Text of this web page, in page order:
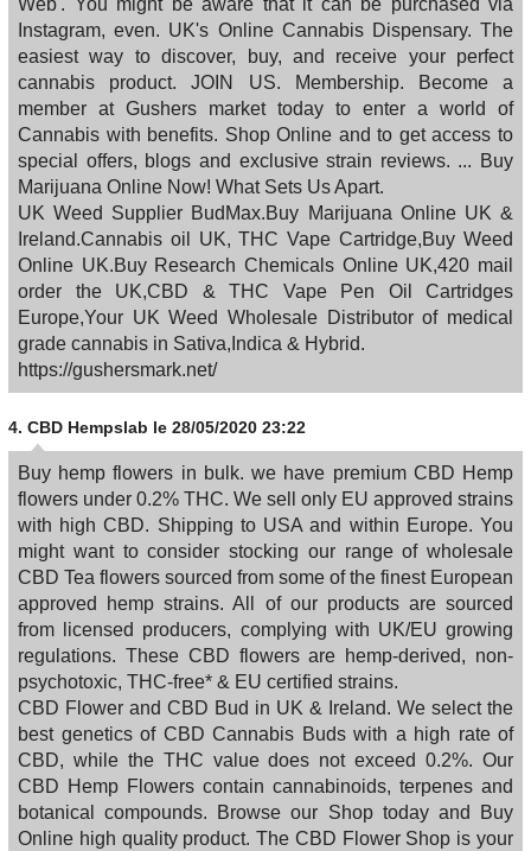
Web'. You might be aware that it can be purchased via
Instagram, even. UK's Online Cannabis Dispensary. The
easiest way to discover, buy, and receive your perfect
cannabis product. JOIN US. Membership. Become a
member at Gushers market today to enter a world of
Cannabis with benefits. Shop Online and to get access to
special offers, blogs and exclusive strain reviews. ... Buy
Marijuana Online Now! What Sets Us Apart.
UK Weed Supplier BudMax.Buy Marijuana Online UK &
Ireland.Cannabis oil UK, THC Vape Cartridge,Buy Weed
Online UK.Buy Research Chemicals Online UK,420 mail
order the UK,CBD & THC Vape Pen Oil Cartridges
Europe,Your UK Weed Wholesale Distributor of medical
grade cannabis in Sativa,Indica & Hybrid.
https://gushersmark.net/
4. CBD Hempslab le 28/05/2020 23:22
Buy hemp flowers in bulk. we have premium CBD Hemp
flowers under 0.2% THC. We sell only EU approved strains
with high CBD. Shipping to USA and within Europe. You
might want to consider stocking our range of wholesale
CBD Tea flowers sourced from some of the finest European
approved hemp strains. All of our products are sourced
from licensed producers, complying with UK/EU growing
regulations. These CBD flowers are hemp-derived, non-
psychotoxic, THC-free* & EU certified strains.
CBD Flower and CBD Bud in UK & Ireland. We select the
best genetics of CBD Cannabis Buds with a high rate of
CBD, while the THC value does not exceed 0.2%. Our
CBD Hemp Flowers contain cannabinoids, terpenes and
botanical compounds. Browse our Shop today and Buy
Online high quality product. The CBD Flower Shop is your